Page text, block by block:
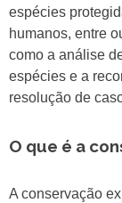
espécies
humanos, entre
como a análise
espécies e a
resolução de
O que é a
A conservação